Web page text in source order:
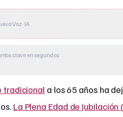
Voz · IA
clave en segundos
tradicional a los 65 años ha
La Plena Edad de Jubilación